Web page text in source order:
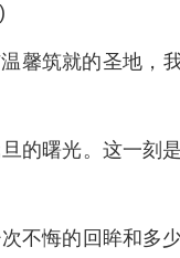
馨筑就的圣地，
的曙光。这一刻是
不悔的回眸和多